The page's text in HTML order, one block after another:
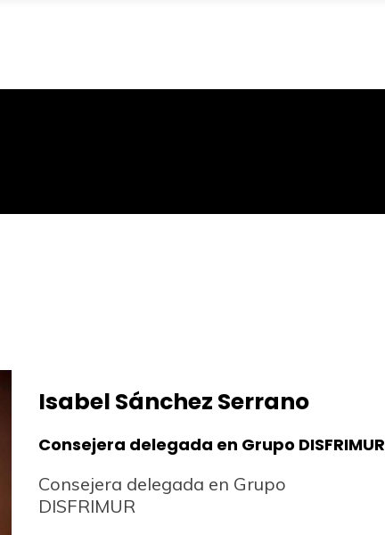
Isabel Sánchez Serrano
Consejera delegada en Grupo DISFRIMUR
Consejera delegada en Grupo
DISFRIMUR